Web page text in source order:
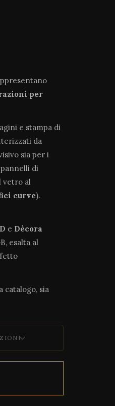
per
e stampa di
da
sia per i
di
vetro al
curve).
e Dècora
esalta al
sia